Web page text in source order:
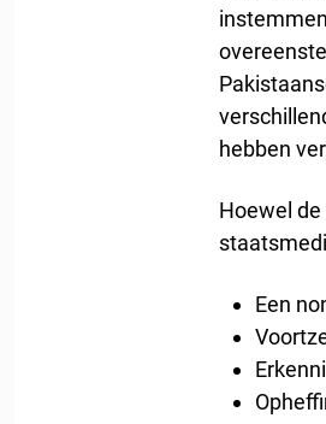
hebben
Hoewel
Een